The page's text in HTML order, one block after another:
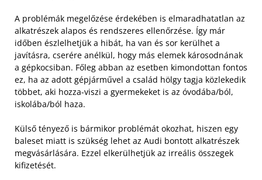
A problémák megelőzése érdekében is elmaradhatatlan az
alkatrészek alapos és rendszeres ellenőrzése. Így már
időben észlelhetjük a hibát, ha van és sor kerülhet a
javításra, cserére anélkül, hogy más elemek károsodnának
a gépkocsiban. Főleg abban az esetben kimondottan fontos
ez, ha az adott gépjárművel a család hölgy tagja közlekedik
többet, aki hozza-viszi a gyermekeket is az óvodába/ból,
iskolába/ból haza.
Külső tényező is bármikor problémát okozhat, hiszen egy
baleset miatt is szükség lehet az Audi bontott alkatrészek
megvásárlására. Ezzel elkerülhetjük az irreális összegek
kifizetését.